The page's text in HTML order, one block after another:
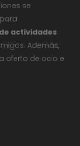
se
actividades
Además,
oferta de ocio e